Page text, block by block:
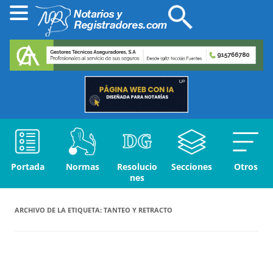
Portada Normas
Resolucio
nes
Secciones Otros
ARCHIVO DE LA ETIQUETA: TANTEO Y RETRACTO